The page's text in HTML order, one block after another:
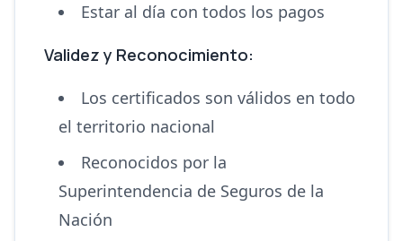
Estar al día con todos los pagos
Validez y Reconocimiento:
Los certificados son válidos en todo
el territorio nacional
Reconocidos por la
Superintendencia de Seguros de la
Nación